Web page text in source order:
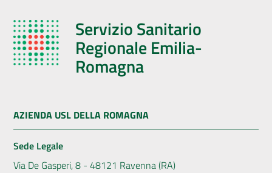
Servizio Sanitario
Regionale Emilia-
Romagna
AZIENDA USL DELLA ROMAGNA
Sede Legale
Via De Gasperi, 8 - 48121 Ravenna (RA)